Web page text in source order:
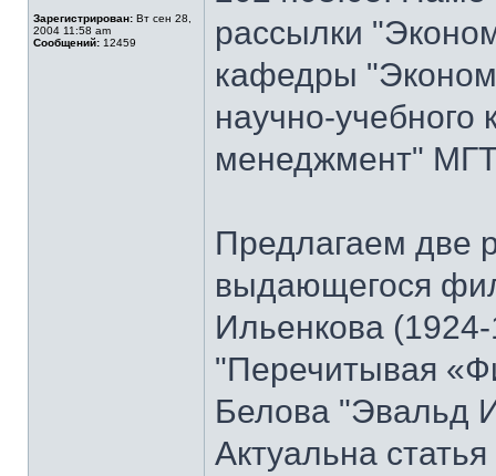
Зарегистрирован: Вт сен 28,
2004 11:58 am
Сообщений: 12459
рассылки
кафедры
научно-
менеджмент"
Предлагаем две
выдающегося
Ильенкова
"Перечитывая
Белова "Эвальд
Актуальна